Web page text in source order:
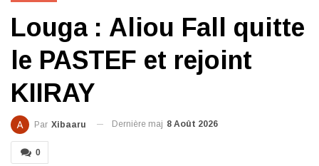
Louga : Aliou Fall quitte
le PASTEF et rejoint
KIIRAY
Par Xibaaru Dernière maj 8 Août 2026
0